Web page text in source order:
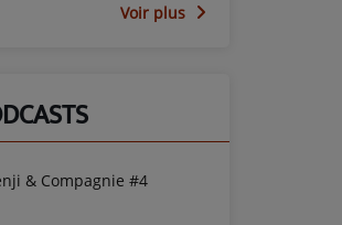
Voir plus
& Compagnie #4